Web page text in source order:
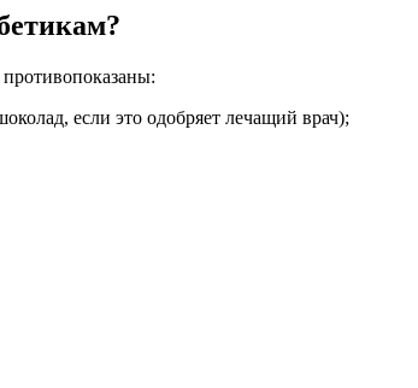
если это одобряет лечащий врач);